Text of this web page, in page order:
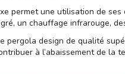
permet une utilisation de
un chauffage infrarouge,
pergola design de qualité
à l’abaissement de la